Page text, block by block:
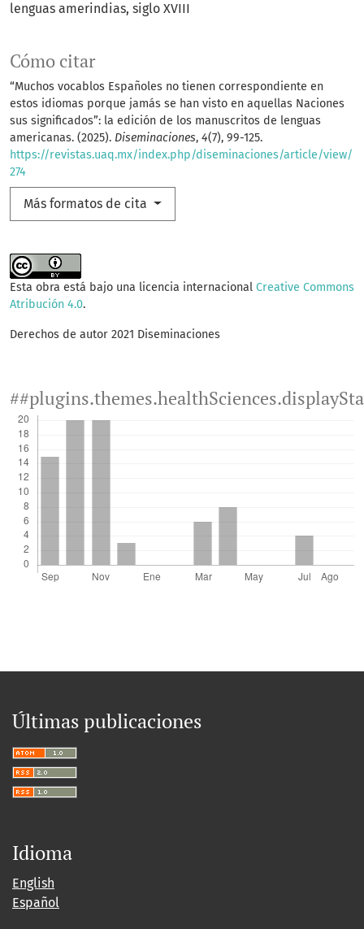
lenguas amerindias siglo XVIII
Cómo citar
“Muchos vocablos Españoles no tienen correspondiente en
estos idiomas porque jamás se han visto en aquellas Naciones
sus significados”: la edición de los manuscritos de lenguas
americanas. (2025). Diseminaciones, 4(7), 99-125.
https://revistas.uaq.mx/index.php/diseminaciones/article/view/
274
Más formatos de cita
Esta obra está bajo una licencia internacional Creative Commons
Atribución 4.0.
Derechos de autor 2021 Diseminaciones
Últimas publicaciones
Idioma
English
Español